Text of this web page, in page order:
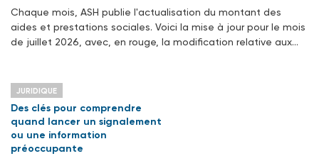
Chaque mois, ASH publie l'actualisation du montant des
aides et prestations sociales. Voici la mise à jour pour le mois
de juillet 2026, avec, en rouge, la modification relative aux…
JURIDIQUE
Des clés pour comprendre
quand lancer un signalement
ou une information
préoccupante